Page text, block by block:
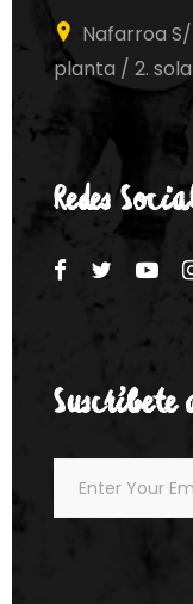
Nafarroa
planta / 2.
Redes
Suscríbete